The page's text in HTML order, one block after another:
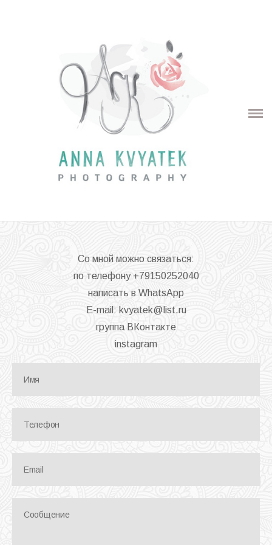
КОНТАКТЫ
ОТЗЫВЫ
ИНФОРМАЦИЯ
Со мной можно связаться:
по телефону +79150252040
написать в WhatsApp
E-mail: kvyatek@list.ru
группа ВКонтакте
instagram